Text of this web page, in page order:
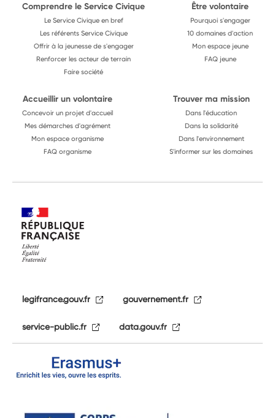
Comprendre le Service Civique
Le Service Civique en bref
Les référents Service Civique
Offrir à la jeunesse de s'engager
Renforcer les acteur de terrain
Faire société
Être volontaire
Pourquoi s'engager
10 domaines d'action
Mon espace jeune
FAQ jeune
Accueillir un volontaire
Concevoir un projet d'accueil
Mes démarches d'agrément
Mon espace organisme
FAQ organisme
Trouver ma mission
Dans l'éducation
Dans la solidarité
Dans l'environnement
S'informer sur les domaines
legifrance.gouv.fr gouvernement.fr
service-public.fr data.gouv.fr